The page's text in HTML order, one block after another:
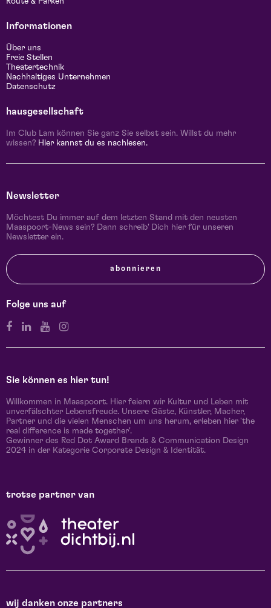
Informationen
Über uns
Freie Stellen
Theatertechnik
Nachhaltiges Unternehmen
Datenschutz
hausgesellschaft
Im Club Lam können Sie ganz Sie selbst sein. Willst du mehr
wissen? Hier kannst du es nachlesen.
Newsletter
Möchtest Du immer auf dem letzten Stand mit den neusten
Maaspoort-News sein? Dann schreib' Dich hier für unseren
Newsletter ein.
abonnieren
Folge uns auf
Sie können es hier tun!
Willkommen in Maaspoort. Hier feiern wir Kultur und Leben mit
unverfälschter Lebensfreude. Unsere Gäste, Künstler, Macher,
Partner und die vielen Menschen um uns herum, erleben hier 'the
real difference is made together'.
Gewinner des Red Dot Award Brands & Communication Design
2024 in der Kategorie Corporate Design & Identität.
trotse partner van
wij danken onze partners